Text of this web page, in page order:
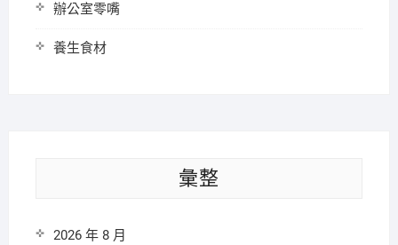
辦公室零嘴
養生食材
彙整
2026 年 8 月